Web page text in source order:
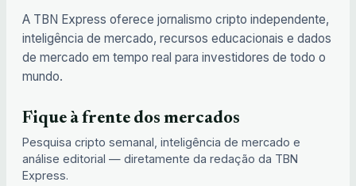
A TBN Express oferece jornalismo cripto independente,
inteligência de mercado, recursos educacionais e dados
de mercado em tempo real para investidores de todo o
mundo.
Fique à frente dos mercados
Pesquisa cripto semanal, inteligência de mercado e
análise editorial — diretamente da redação da TBN
Express.